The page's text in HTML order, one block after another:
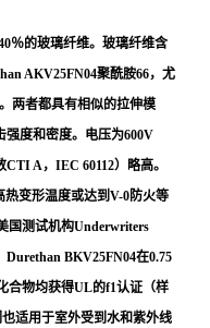
％的玻璃纤维。玻璃纤维含
AKV25FN04聚酰胺66，尤
两者都具有相似的拉伸模
强度和密度。电压为600V
A，IEC 60112）略高。
变形温度或达到V-0防火等
国测试机构Underwriters
BKV25FN04在0.75
合物均获得UL的f1认证（样
适用于室外受到水和紫外线